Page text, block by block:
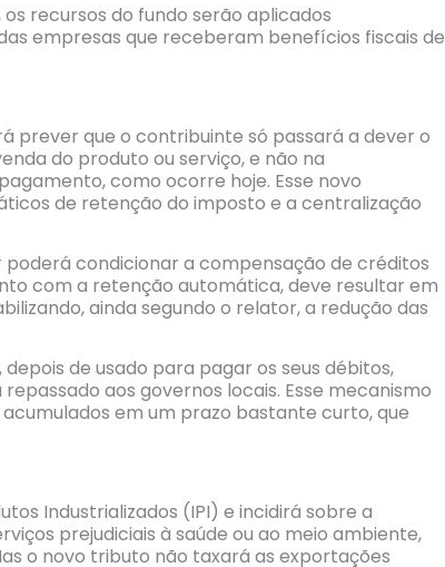
recursos do fundo serão aplicados
empresas que receberam benefícios fiscais de
prever que o contribuinte só passará a dever o
do produto ou serviço, e não na
como ocorre hoje. Esse novo
de retenção do imposto e a centralização
condicionar a compensação de créditos
com a retenção automática, deve resultar em
ainda segundo o relator, a redução das
de usado para pagar os seus débitos,
aos governos locais. Esse mecanismo
em um prazo bastante curto, que
Industrializados (IPI) e incidirá sobre a
prejudiciais à saúde ou ao meio ambiente,
o novo tributo não taxará as exportações